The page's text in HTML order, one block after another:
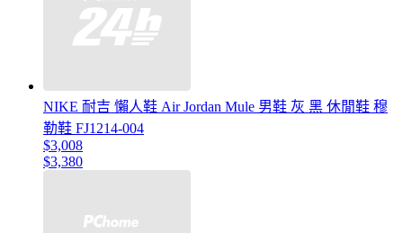
NIKE 耐吉 懶人鞋 Air Jordan Mule 男鞋 灰 黑 休閒鞋 穆
勒鞋 FJ1214-004
$3,008
$3,380